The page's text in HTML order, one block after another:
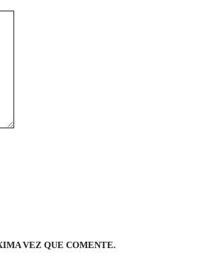
VEZ QUE COMENTE.